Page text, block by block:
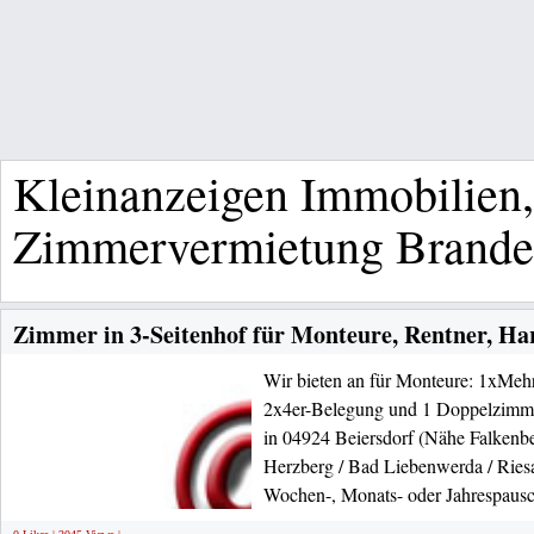
Kleinanzeigen
Zimmervermietung
Zimmer in 3-Seitenhof für Monteure, Rentner,
Wir bieten an für Monteure:
2x4er-Belegung und 1
in 04924 Beiersdorf (Nähe
Herzberg / Bad Liebenwerda /
Wochen-, Monats- oder